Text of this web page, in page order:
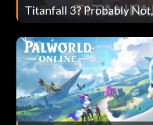
Titanfall 3? Probably
Fans Are Hopeful